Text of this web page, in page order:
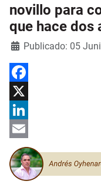
novillo para
que hace dos
DetallesPublicado: 05
Facebook
X
LinkedIn
Email